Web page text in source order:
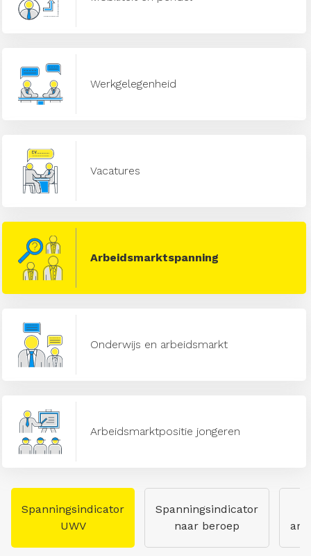
Werkgelegenheid
Vacatures
Arbeidsmarktspanning
Onderwijs en arbeidsmarkt
Arbeidsmarktpositie jongeren
Spanningsindicator
UWV
Spanningsindicator
naar beroep